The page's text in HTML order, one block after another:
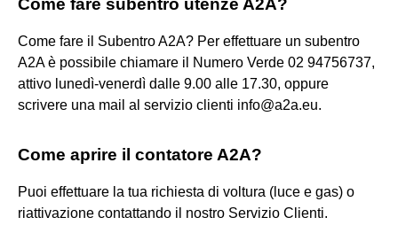
Come fare il Subentro A2A? Per effettuare un subentro
A2A è possibile chiamare il Numero Verde 02 94756737,
attivo lunedì-venerdì dalle 9.00 alle 17.30, oppure
scrivere una mail al servizio clienti info@a2a.eu.
Come aprire il contatore A2A?
Puoi effettuare la tua richiesta di voltura (luce e gas) o
riattivazione contattando il nostro Servizio Clienti.